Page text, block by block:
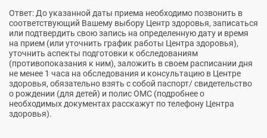
Ответ: До указанной даты приема необходимо позвонить в
соответствующий Вашему выбору Центр здоровья, записаться
или подтвердить свою запись на определенную дату и время
на прием (или уточнить график работы Центра здоровья),
уточнить аспекты подготовки к обследованиям
(противопоказания к ним), заложить в своем расписании дня
не менее 1 часа на обследования и консультацию в Центре
здоровья, обязательно взять с собой паспорт/ свидетельство
о рождении (для детей) и полис ОМС (подробнее о
необходимых документах расскажут по телефону Центра
здоровья).